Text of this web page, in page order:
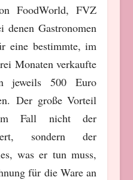
FoodWorld, FVZ
denen Gastronomen
eine bestimmte, im
Monaten verkaufte
jeweils 500 Euro
Der große Vorteil
Fall nicht der
sondern der
was er tun muss,
für die Ware an